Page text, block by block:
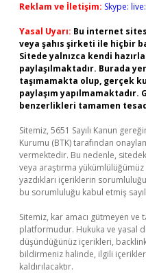
Reklam ve İletişim: Skype:
Yasal Uyarı: Bu internet
veya şahıs şirketi ile hiçbir
Sitede yalnızca kendi
paylaşılmaktadır. Burada
taşımamakta olup, gerçek
paylaşım
benzerlikleri tamamen
Sitemiz, 5651 Sayılı Kanun
Kurumu (BTK) tarafından
vermektedir. Bu nedenle,
veya araştırma
yazdıkları içeriklerin
bu sorumluluğu kabul etmiş
Sitemiz, kar amacı gütmeyen
platformudur. Hukuka ve yasal
düşündüğünüz içerikleri,
bildirmeniz halinde, ilgili
kaldırılacaktır.